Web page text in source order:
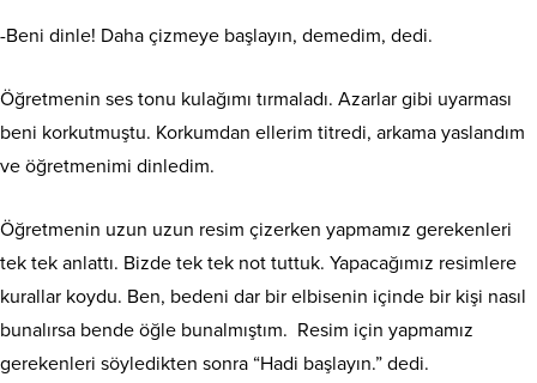
-Beni dinle! Daha çizmeye başlayın, demedim, dedi.
Öğretmenin ses tonu kulağımı tırmaladı. Azarlar gibi uyarması
beni korkutmuştu. Korkumdan ellerim titredi, arkama yaslandım
ve öğretmenimi dinledim.
Öğretmenin uzun uzun resim çizerken yapmamız gerekenleri
tek tek anlattı. Bizde tek tek not tuttuk. Yapacağımız resimlere
kurallar koydu. Ben, bedeni dar bir elbisenin içinde bir kişi nasıl
bunalırsa bende öğle bunalmıştım. Resim için yapmamız
gerekenleri söyledikten sonra “Hadi başlayın.” dedi.